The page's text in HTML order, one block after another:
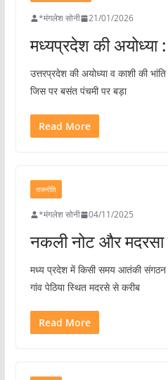
*मंगलेश सोनी 21/01/2026
मध्यप्रदेश की अयोध्या
उत्तरप्रदेश की अयोध्या व काशी की
जिस पर बसंत पंचमी पर बड़ा
Read More
राजनीति
*मंगलेश सोनी 04/11/2025
नकली नोट और
मध्य प्रदेश में किसी समय आतंकी
गांव पेठिया स्थित मदरसे से करीब
Read More